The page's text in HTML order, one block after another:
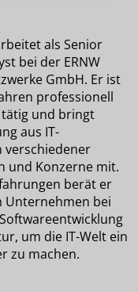
als Senior
bei der ERNW
GmbH. Er ist
professionell
tätig und bringt
aus IT-
verschiedener
und Konzerne mit.
berät er
Unternehmen bei
um die IT-Welt ein
zu machen.